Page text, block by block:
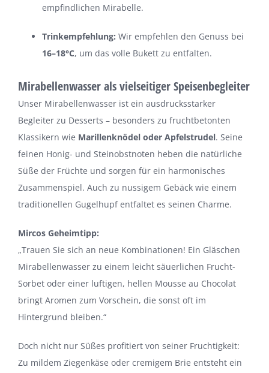
empfindlichen Mirabelle.
Trinkempfehlung: Wir empfehlen den Genuss bei
16–18°C, um das volle Bukett zu entfalten.
Mirabellenwasser als vielseitiger Speisenbegleiter
Unser Mirabellenwasser ist ein ausdrucksstarker
Begleiter zu Desserts – besonders zu fruchtbetonten
Klassikern wie Marillenknödel oder Apfelstrudel. Seine
feinen Honig- und Steinobstnoten heben die natürliche
Süße der Früchte und sorgen für ein harmonisches
Zusammenspiel. Auch zu nussigem Gebäck wie einem
traditionellen Gugelhupf entfaltet es seinen Charme.
Mircos Geheimtipp:
„Trauen Sie sich an neue Kombinationen! Ein Gläschen
Mirabellenwasser zu einem leicht säuerlichen Frucht-
Sorbet oder einer luftigen, hellen Mousse au Chocolat
bringt Aromen zum Vorschein, die sonst oft im
Hintergrund bleiben.“
Doch nicht nur Süßes profitiert von seiner Fruchtigkeit:
Zu mildem Ziegenkäse oder cremigem Brie entsteht ein